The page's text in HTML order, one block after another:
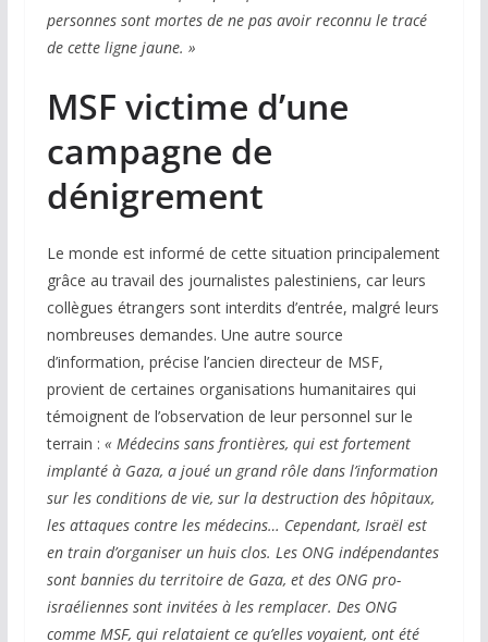
personnes sont mortes de ne pas avoir reconnu le tracé
de cette ligne jaune. »
MSF victime d’une
campagne de
dénigrement
Le monde est informé de cette situation principalement
grâce au travail des journalistes palestiniens, car leurs
collègues étrangers sont interdits d’entrée, malgré leurs
nombreuses demandes. Une autre source
d’information, précise l’ancien directeur de MSF,
provient de certaines organisations humanitaires qui
témoignent de l’observation de leur personnel sur le
terrain : « Médecins sans frontières, qui est fortement
implanté à Gaza, a joué un grand rôle dans l’information
sur les conditions de vie, sur la destruction des hôpitaux,
les attaques contre les médecins… Cependant, Israël est
en train d’organiser un huis clos. Les ONG indépendantes
sont bannies du territoire de Gaza, et des ONG pro-
israéliennes sont invitées à les remplacer. Des ONG
comme MSF, qui relataient ce qu’elles voyaient, ont été